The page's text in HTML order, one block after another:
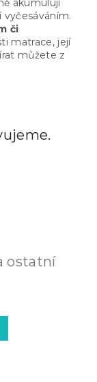
akumulují
vyčesáváním.
či
matrace, její
můžete z
ostatní